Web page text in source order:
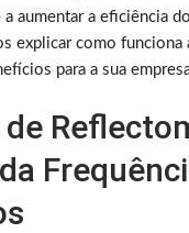
aumentar a eficiência
explicar como funciona
para a sua